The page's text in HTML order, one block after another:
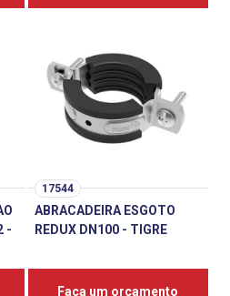
-
17544
ABRACADEIRA ESGOTO
REDUX DN100 - TIGRE
Faça um orçamento